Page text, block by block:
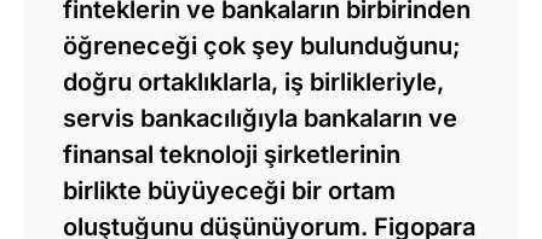
finteklerin ve bankaların birbirinden
öğreneceği çok şey bulunduğunu;
doğru ortaklıklarla, iş birlikleriyle,
servis bankacılığıyla bankaların ve
finansal teknoloji şirketlerinin
birlikte büyüyeceği bir ortam
oluştuğunu düşünüyorum. Figopara